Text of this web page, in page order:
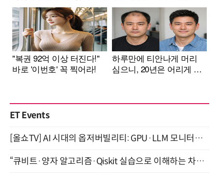
ET Events
[올쇼TV] AI 시대의 옵저버빌리티: GPU·LLM 모니터링부터 AI 기반 장애 대응까지 (8/11 생방송)
“큐비트·양자 알고리즘·Qiskit 실습으로 이해하는 차세대 컴퓨팅” (8/28)